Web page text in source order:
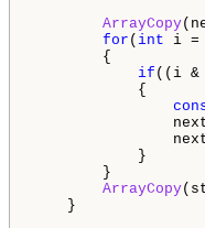
ArrayCopy
for ( int i =
{
if ((i &
{
next_state[i]
}
}
ArrayCopy
}